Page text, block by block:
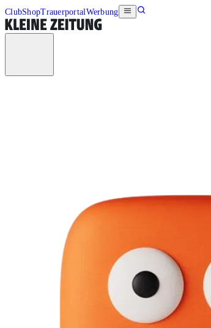
ClubShopTrauerportalWerbung